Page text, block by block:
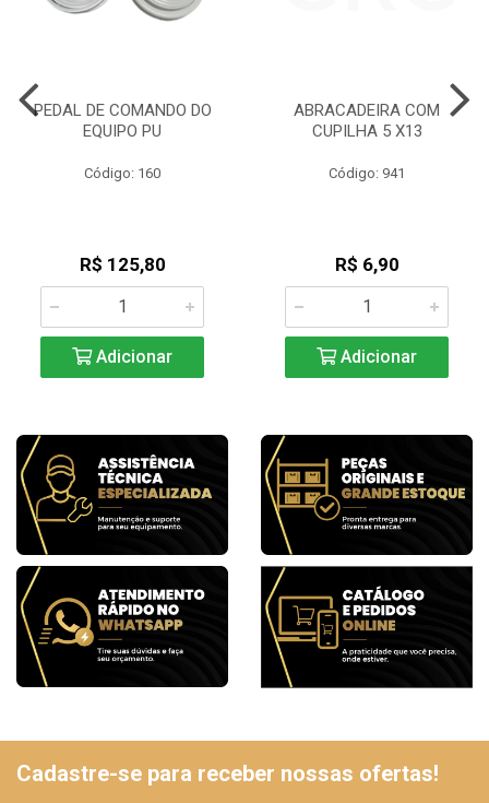
PEDAL DE COMANDO DO
EQUIPO PU
Código: 160
R$ 125,80
Adicionar
ABRACADEIRA COM
CUPILHA 5 X13
Código: 941
R$ 6,90
Adicionar
Cadastre-se para receber nossas ofertas!